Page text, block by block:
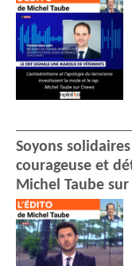
Soyons
courageuse et
Michel Taube